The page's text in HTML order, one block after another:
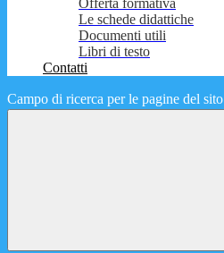
Offerta formativa
Le schede didattiche
Documenti utili
Libri di testo
Contatti
Campo di ricerca per le pagine del sito